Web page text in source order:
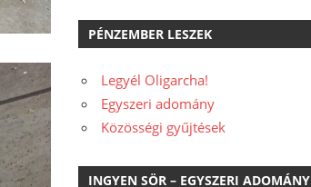
PÉNZEMBER LESZEK
Legyél Oligarcha!
Egyszeri adomány
Közösségi gyűjtések
INGYEN SÖR – EGYSZERI ADOMÁNY